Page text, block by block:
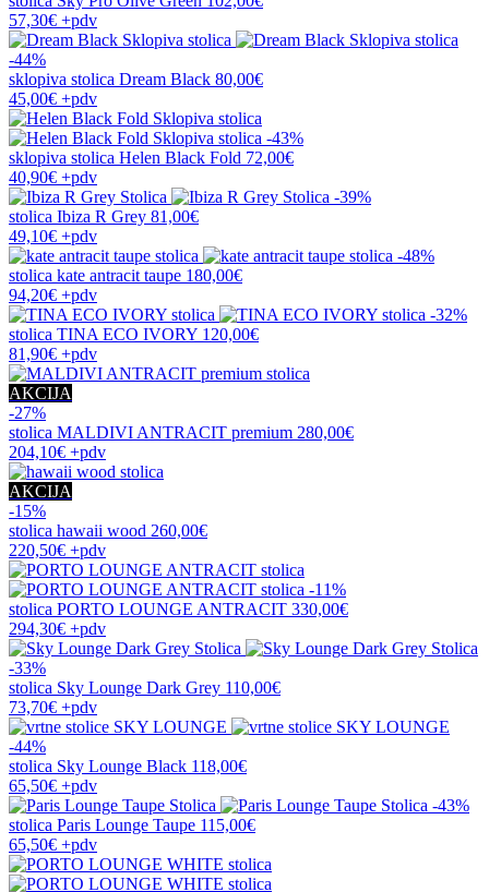
57,30€ +pdv
-44%
sklopiva stolica Dream Black 80,00€
45,00€ +pdv
-43%
sklopiva stolica Helen Black Fold 72,00€
40,90€ +pdv
-39%
stolica Ibiza R Grey 81,00€
49,10€ +pdv
-48%
stolica kate antracit taupe 180,00€
94,20€ +pdv
-32%
stolica TINA ECO IVORY 120,00€
81,90€ +pdv
AKCIJA
-27%
stolica MALDIVI ANTRACIT premium 280,00€
204,10€ +pdv
AKCIJA
-15%
stolica hawaii wood 260,00€
220,50€ +pdv
-11%
stolica PORTO LOUNGE ANTRACIT 330,00€
294,30€ +pdv
-33%
stolica Sky Lounge Dark Grey 110,00€
73,70€ +pdv
-44%
stolica Sky Lounge Black 118,00€
65,50€ +pdv
-43%
stolica Paris Lounge Taupe 115,00€
65,50€ +pdv